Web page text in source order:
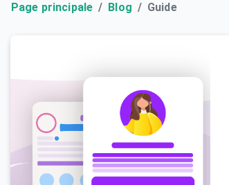
Page principale Blog Guide